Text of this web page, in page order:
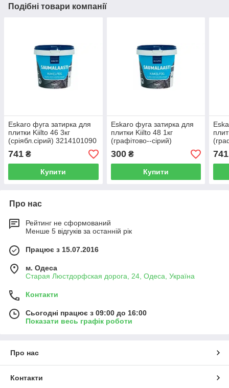
Подібні товари компанії
Eskaro фуга затирка для
плитки Kiilto 46 3кг
(сріябл.сірий) 3214101090
741 ₴
Купити
Eskaro фуга затирка для
плитки Kiilto 48 1кг
(графітово--сірий)
3214101090
300₴
Купити
741
Про нас
Рейтинг не сформований
Менше 5 відгуків за останній рік
Працює з 15.07.2016
м. Одеса
Старая Люстдорфская дорога, 24, Одеса, Україна
Контакти
Сьогодні працює з 09:00 до 16:00
Показати весь графік роботи
Про нас
Контакти